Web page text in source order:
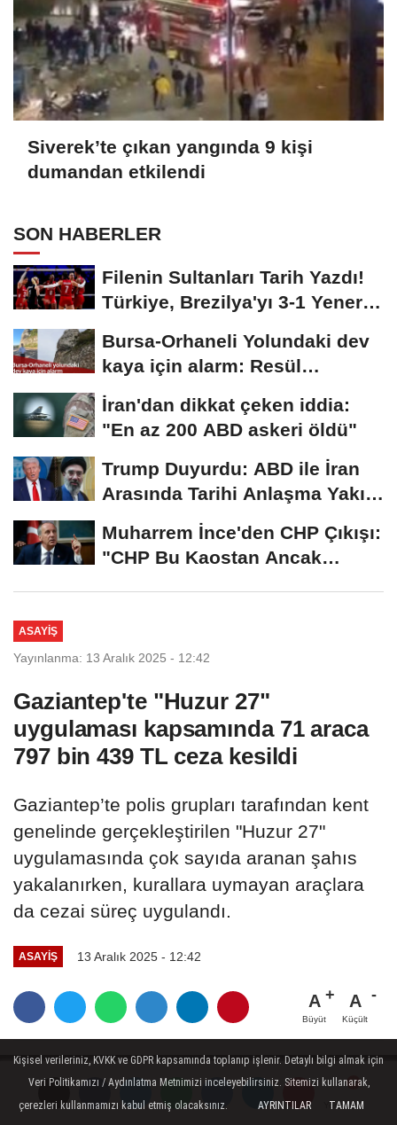
Yorumlar
Yorumlar
Siverek’te çıkan yangında 9 kişi
dumandan etkilendi
SON HABERLER
Filenin Sultanları Tarih Yazdı!
Türkiye, Brezilya'yı 3-1 Yenerek
Bursa-Orhaneli Yolundaki dev
kaya için alarm: Resül
Kaplan'dan yetkililere...
İran'dan dikkat çeken iddia:
"En az 200 ABD askeri öldü"
Trump Duyurdu: ABD ile İran
Arasında Tarihi Anlaşma Yakın!
Muharrem İnce'den CHP Çıkışı:
"CHP Bu Kaostan Ancak
ASAYIŞ
Yayınlanma: 13 Aralık 2025 - 12:42
Gaziantep'te "Huzur 27"
uygulaması kapsamında 71 araca
797 bin 439 TL ceza kesildi
Gaziantep’te polis grupları tarafından kent
genelinde gerçekleştirilen "Huzur 27"
uygulamasında çok sayıda aranan şahıs
yakalanırken, kurallara uymayan araçlara
da cezai süreç uygulandı.
ASAYIŞ 13 Aralık 2025 - 12:42
Yorumlar
A
Büyüt
A
Küçült
Kişisel verileriniz, KVKK ve GDPR kapsamında toplanıp işlenir. Detaylı bilgi almak için
Veri Politikamızı / Aydınlatma Metnimizi inceleyebilirsiniz. Sitemizi kullanarak,
çerezleri kullanmamızı kabul etmiş olacaksınız.
AYRINTILAR TAMAM